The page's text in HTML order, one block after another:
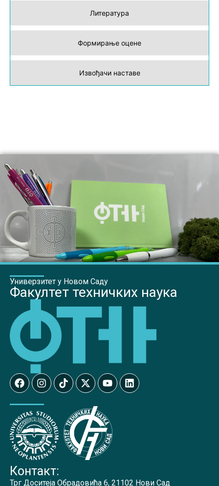
Литература
Формирање оцене
Извођачи наставе
Универзитет у Новом Саду
Факултет техничких наука
Контакт:
Трг Доситеја Обрадовића 6, 21102 Нови Сад